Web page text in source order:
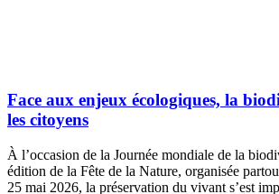
Face aux enjeux écologiques, la
les citoyens
À l’occasion de la Journée mondiale de la
édition de la Fête de la Nature, organisée
25 mai 2026, la préservation du vivant s’est